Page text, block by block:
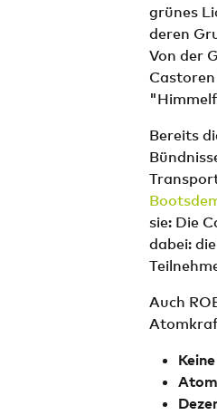
grünes
deren
Von der
Bereits
sie: Die
dabei:
Auch